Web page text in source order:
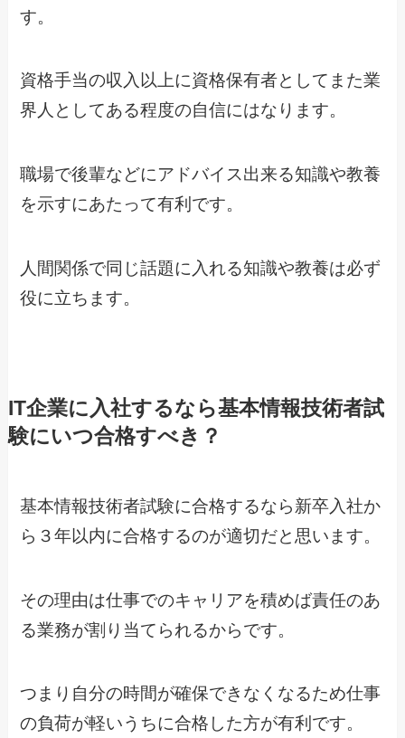
す。
資格手当の収入以上に資格保有者としてまた業
界人としてある程度の自信にはなります。
職場で後輩などにアドバイス出来る知識や教養
を示すにあたって有利です。
人間関係で同じ話題に入れる知識や教養は必ず
役に立ちます。
IT企業に入社するなら基本情報技術者試
験にいつ合格すべき？
基本情報技術者試験に合格するなら新卒入社か
ら３年以内に合格するのが適切だと思います。
その理由は仕事でのキャリアを積めば責任のあ
る業務が割り当てられるからです。
つまり自分の時間が確保できなくなるため仕事
の負荷が軽いうちに合格した方が有利です。